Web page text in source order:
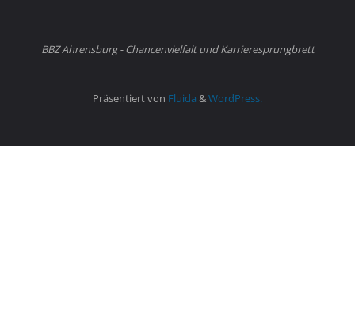
BBZ Ahrensburg - Chancenvielfalt und Karrieresprungbrett
Präsentiert von Fluida &WordPress.